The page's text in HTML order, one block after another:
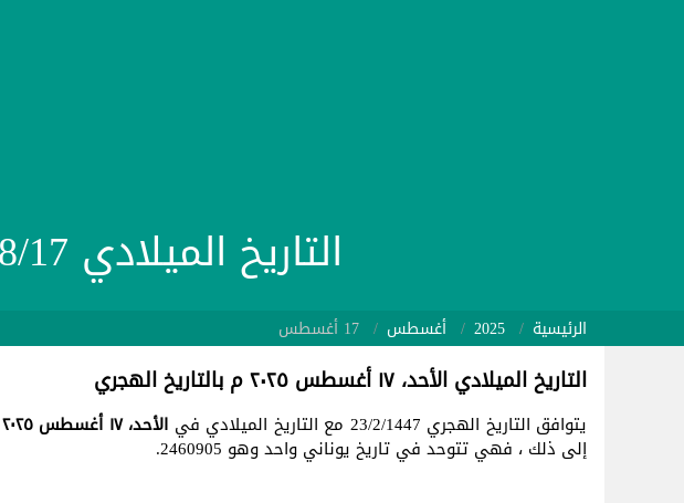
التاريخ الميلادي 2025/08/17 بالهجري والشمسي
الرئيسية 2025 أغسطس 17 أغسطس
التاريخ الميلادي الأحد، ١٧ أغسطس ٢٠٢٥ م بالتاريخ الهجري
يتوافق التاريخ الهجري 23/2/1447 مع التاريخ الميلادي في الأحد، ١٧ أغسطس ٢٠٢٥ م
إلى ذلك ، فهي تتوحد في تاريخ يوناني واحد وهو 2460905.